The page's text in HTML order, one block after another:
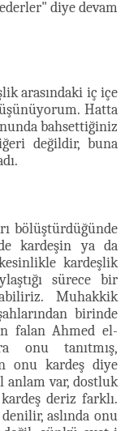
diye devam
arasındaki iç içe
Hatta
bahsettiğiniz
değildir, buna
bölüştürdüğünde
kardeşin ya da
kardeşlik
sürece bir
Muhakkik
birinde
falan Ahmed el-
onu tanıtmış,
onu kardeş diye
anlam var, dostluk
deriz farklı.
aslında onu